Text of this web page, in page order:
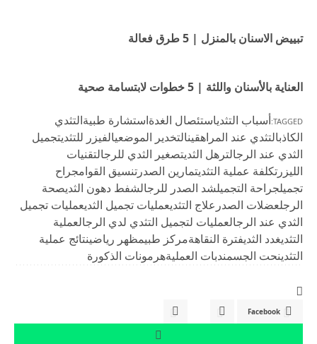
تبييض الاسنان بالمنزل | 5 طرق فعالة
العناية بالأسنان واللثة | 5 خطوات لابتسامة صحية
TAGGED: أسباب التثدياستئصال الغدةاستشارة طبيةالتثدي
الكاذبالتثدي عند المراهقينالتخدير الموضعيالفيزر للتثديتجميل
الثدي عند الرجالترهل الثديتصغير الثدي للرجالتقنيات
الليزر تكلفة عملية التثديتمارين الصدر تنسيق القوامجراح
تجميلجراحة التجميلشد الصدر للرجالشفط دهون الثديصحة
الرجلعضلات الصدر علاج التثديعمليات تجميل الثديعمليات تجميل
الثدي عند الرجالعمليات لتجميل التثدي لدي الرجالعملية
التثديغدد الثديفترة النقاهةمركز طبيمظهر رياضينتائج عملية
التثدينحت الجسمندبات العمليةهرمونات الذكورة
Facebook